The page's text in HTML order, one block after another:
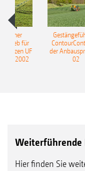
für
UF
UF 2002
der
02
Weiterführende
Hier finden Sie